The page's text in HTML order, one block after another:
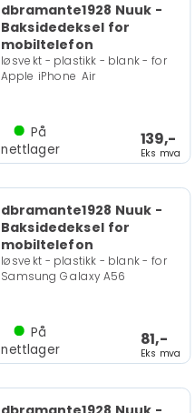
dbramante1928 Nuuk -
Baksidedeksel for
mobiltelefon
løsvekt - plastikk - blank - for
Apple iPhone Air
139,-
Eks mva
På
nettlager
dbramante1928 Nuuk -
Baksidedeksel for
mobiltelefon
løsvekt - plastikk - blank - for
Samsung Galaxy A56
81,-
Eks mva
På
nettlager